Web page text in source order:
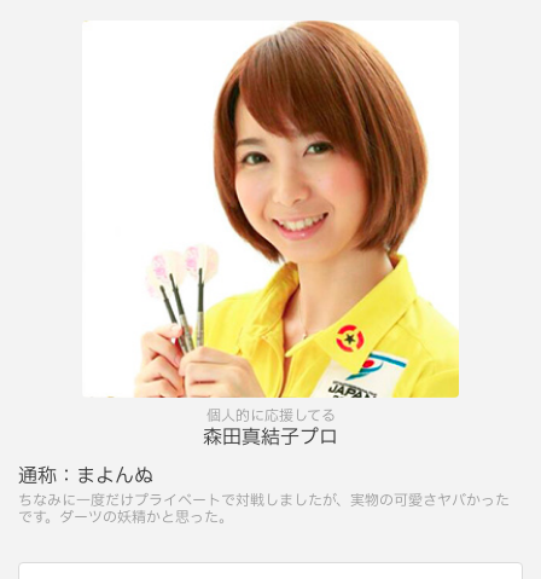
個人的に応援してる
森田真結子プロ
通称： まよんぬ
ちなみに一度だけプライベートで対戦しましたが、実物の可愛さヤバかった
です。ダーツの妖精かと思った。